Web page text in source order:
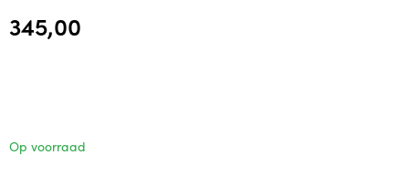
345,00
Op voorraad